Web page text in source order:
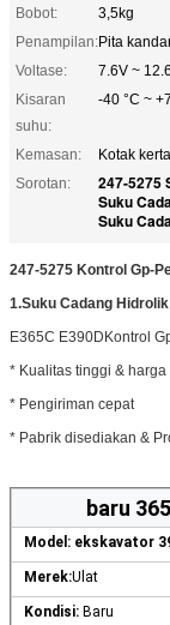
Bobot:
3,5kg
Penampilan:Pita
Voltase:
7.6V ~
Kisaran
suhu:
-40 °C ~
Kemasan:
Kotak
Sorotan:
247-5275
Suku
Suku
247-5275 Kontrol Gp-
1.Suku Cadang
E365C E390DKontrol
* Kualitas tinggi &
* Pengiriman cepat
* Pabrik disediakan &
baru
Model: ekskavator
Merek:Ulat
Kondisi: Baru